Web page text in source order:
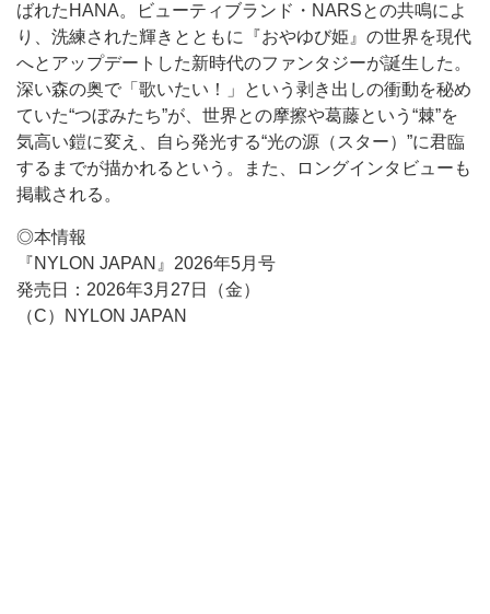
ばれたHANA。ビューティブランド・NARSとの共鳴によ
り、洗練された輝きとともに『おやゆび姫』の世界を現代
へとアップデートした新時代のファンタジーが誕生した。
深い森の奥で「歌いたい！」という剥き出しの衝動を秘め
ていた“つぼみたち”が、世界との摩擦や葛藤という“棘”を
気高い鎧に変え、自ら発光する“光の源（スター）”に君臨
するまでが描かれるという。また、ロングインタビューも
掲載される。
◎本情報
『NYLON JAPAN』2026年5月号
発売日：2026年3月27日（金）
（C）NYLON JAPAN